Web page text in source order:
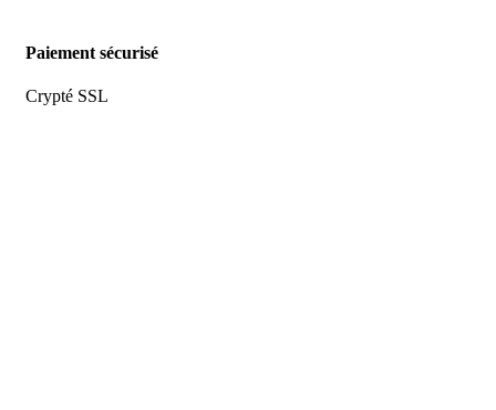
Paiement sécurisé
Crypté SSL